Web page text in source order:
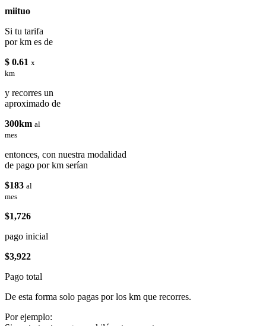
miituo
Si tu tarifa
por km es de
$ 0.61 x
km
y recorres un
aproximado de
300km al
mes
entonces, con nuestra modalidad
de pago por km serían
$183 al
mes
$1,726
pago inicial
$3,922
Pago total
De esta forma solo pagas por los km que recorres.
Por ejemplo: